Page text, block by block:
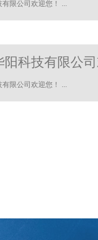
限公司欢迎您！ ...
阳科技有限公
限公司欢迎您！ ...